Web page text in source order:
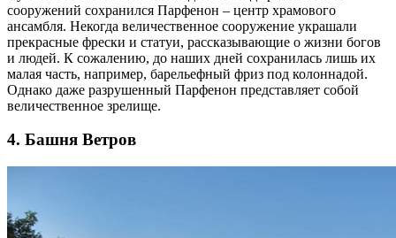
сооружений сохранился Парфенон – центр храмового
ансамбля. Некогда величественное сооружение украшали
прекрасные фрески и статуи, рассказывающие о жизни богов
и людей. К сожалению, до наших дней сохранилась лишь их
малая часть, например, барельефный фриз под колоннадой.
Однако даже разрушенный Парфенон представляет собой
величественное зрелище.
4. Башня Ветров